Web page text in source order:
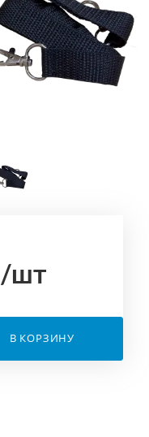
/шт
В КОРЗИНУ